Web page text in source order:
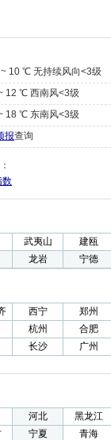
10 ℃ 无持续风向<3级
12 ℃ 西南风<3级
18 ℃ 东南风<3级
报查询
数
武夷山 建瓯
龙岩 宁德
西宁 郑州
杭州 合肥
长沙 广州
河北 黑龙江
宁夏 青海